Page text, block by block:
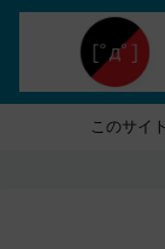
このサイ